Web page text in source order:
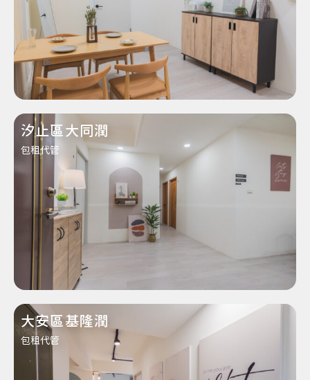
汐止區大同潤
包租代管
大安區基隆潤
包租代管